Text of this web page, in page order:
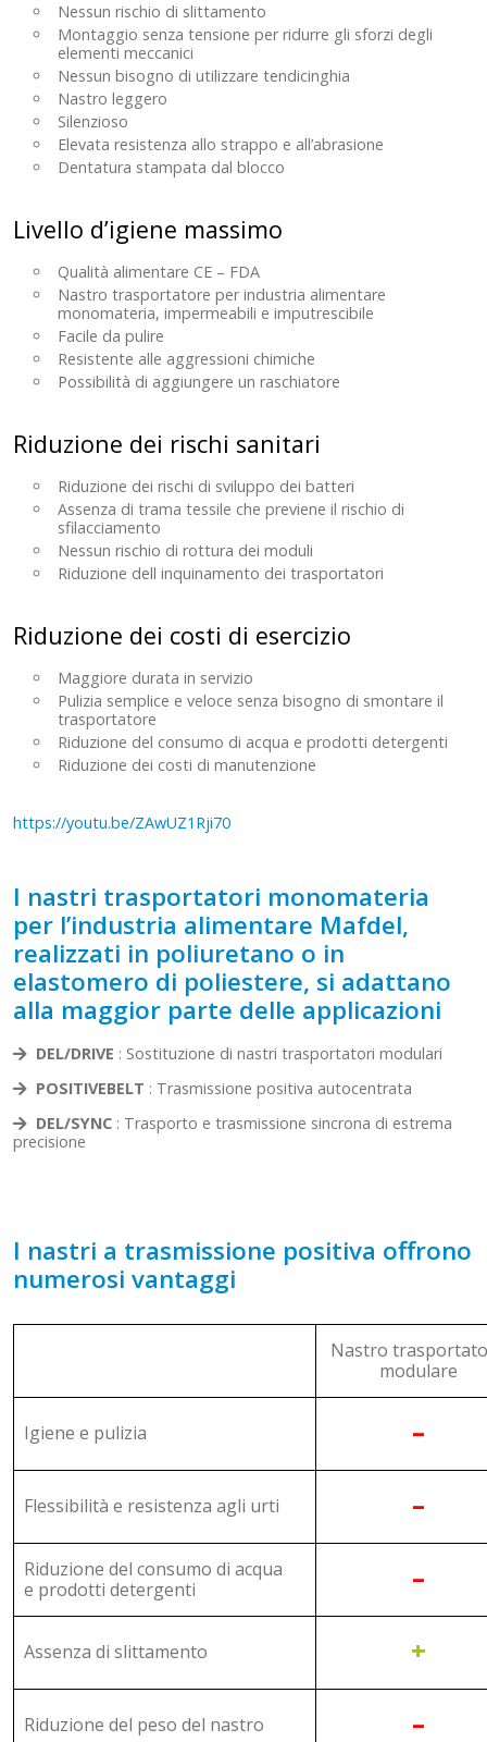
Nessun rischio di slittamento
Montaggio senza tensione per ridurre gli sforzi degli
elementi meccanici
Nessun bisogno di utilizzare tendicinghia
Nastro leggero
Silenzioso
Elevata resistenza allo strappo e all’abrasione
Dentatura stampata dal blocco
Livello d’igiene massimo
Qualità alimentare CE – FDA
Nastro trasportatore per industria alimentare
monomateria, impermeabili e imputrescibile
Facile da pulire
Resistente alle aggressioni chimiche
Possibilità di aggiungere un raschiatore
Riduzione dei rischi sanitari
Riduzione dei rischi di sviluppo dei batteri
Assenza di trama tessile che previene il rischio di
sfilacciamento
Nessun rischio di rottura dei moduli
Riduzione dell inquinamento dei trasportatori
Riduzione dei costi di esercizio
Maggiore durata in servizio
Pulizia semplice e veloce senza bisogno di smontare il
trasportatore
Riduzione del consumo di acqua e prodotti detergenti
Riduzione dei costi di manutenzione
https://youtu.be/ZAwUZ1Rji70
I nastri trasportatori monomateria
per l’industria alimentare Mafdel,
realizzati in poliuretano o in
elastomero di poliestere, si adattano
alla maggior parte delle applicazioni
DEL/DRIVE : Sostituzione di nastri trasportatori modulari
POSITIVEBELT : Trasmissione positiva autocentrata
DEL/SYNC : Trasporto e trasmissione sincrona di estrema
precisione
I nastri a trasmissione positiva offrono
numerosi vantaggi
Nastro
modulare
Igiene e pulizia –
Flessibilità e resistenza agli urti –
Riduzione del consumo di acqua
e prodotti detergenti
–
Assenza di slittamento +
Riduzione del peso del nastro –